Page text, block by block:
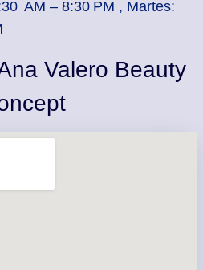
AM – 8:30 PM , Martes:
Valero Beauty